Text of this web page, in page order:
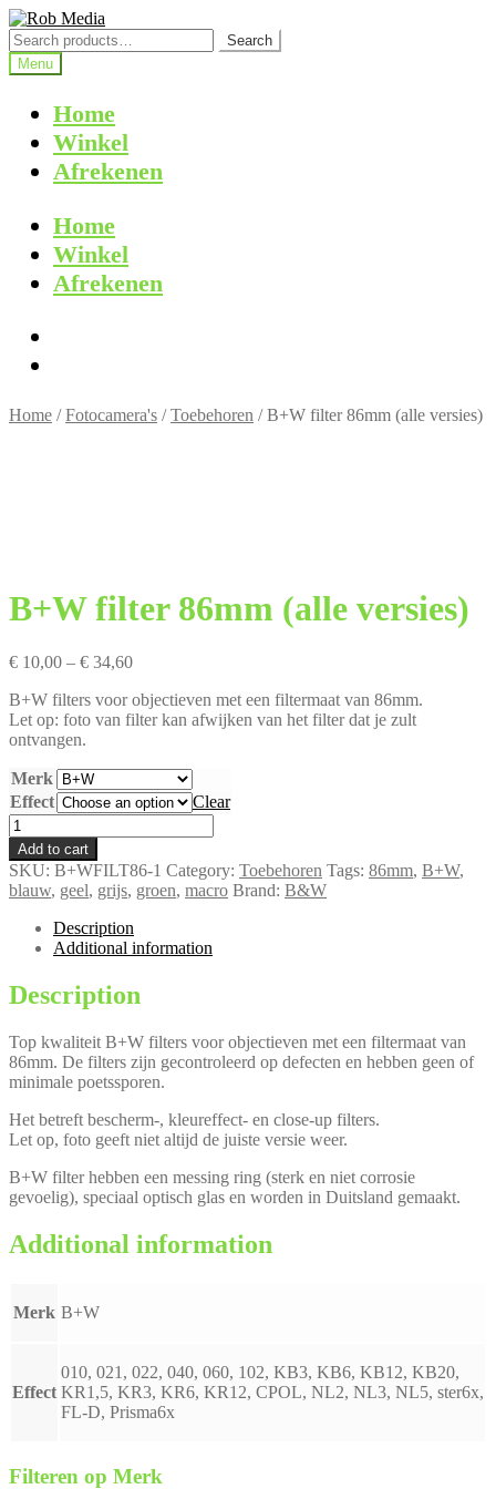
Ga
door
naar
navigatie
Ga
naar
de
inhoud
Search
for:
Search
Menu
Home
Winkel
Afrekenen
Home
Winkel
Afrekenen
Home /Fotocamera's /Toebehoren /B+W filter 86mm (alle versies)
B+W filter 86mm (alle versies)
€ 10,00 – € 34,60Price
€ 10,00
through
B+W filters voor objectieven met een filtermaat van 86mm.
Let op: foto van filter kan afwijken van het filter dat je zult
ontvangen.
Merk
Effect
Clear
B+W
filter
86mm
(alle
versies)
quantity
Add to cart
SKU: B+WFILT86-1 Category: Toebehoren Tags: 86mm, B+W,
blauw, geel, grijs, groen, macro Brand: B&W
Description
Additional information
Description
Top kwaliteit B+W filters voor objectieven met een filtermaat van
86mm. De filters zijn gecontroleerd op defecten en hebben geen of
minimale poetssporen.
Het betreft bescherm-, kleureffect- en close-up filters.
Let op, foto geeft niet altijd de juiste versie weer.
B+W filter hebben een messing ring (sterk en niet corrosie
gevoelig), speciaal optisch glas en worden in Duitsland gemaakt.
Additional information
Merk B+W
Effect
010, 021, 022, 040, 060, 102, KB3, KB6, KB12, KB20,
KR1,5, KR3, KR6, KR12, CPOL, NL2, NL3, NL5, ster6x,
FL-D, Prisma6x
Filteren op Merk